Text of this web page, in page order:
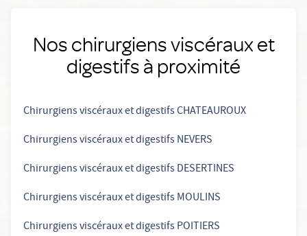
Nos chirurgiens viscéraux et
digestifs à proximité
Chirurgiens viscéraux et digestifs CHATEAUROUX
Chirurgiens viscéraux et digestifs NEVERS
Chirurgiens viscéraux et digestifs DESERTINES
Chirurgiens viscéraux et digestifs MOULINS
Chirurgiens viscéraux et digestifs POITIERS